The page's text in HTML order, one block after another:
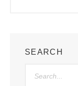
SEARCH